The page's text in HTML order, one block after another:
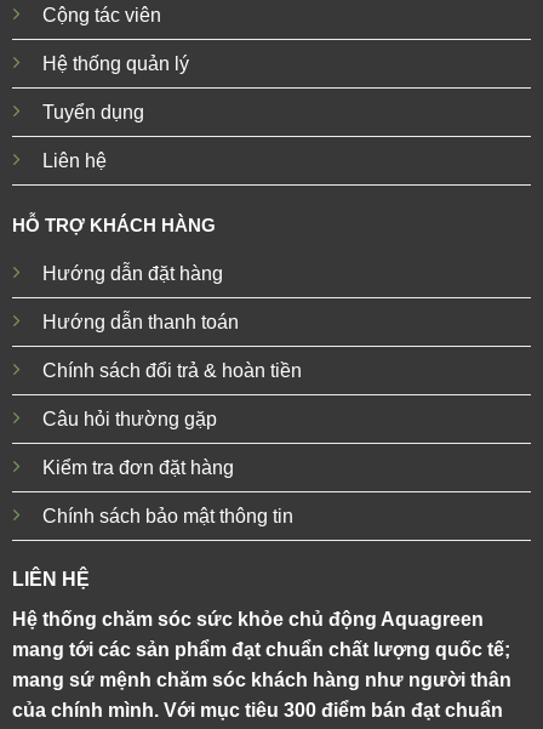
Cộng tác viên
Hệ thống quản lý
Tuyển dụng
Liên hệ
HỖ TRỢ KHÁCH HÀNG
Hướng dẫn đặt hàng
Hướng dẫn thanh toán
Chính sách đổi trả & hoàn tiền
Câu hỏi thường gặp
Kiểm tra đơn đặt hàng
Chính sách bảo mật thông tin
LIÊN HỆ
Hệ thống chăm sóc sức khỏe chủ động Aquagreen
mang tới các sản phẩm đạt chuẩn chất lượng quốc tế;
mang sứ mệnh chăm sóc khách hàng như người thân
của chính mình. Với mục tiêu 300 điểm bán đạt chuẩn